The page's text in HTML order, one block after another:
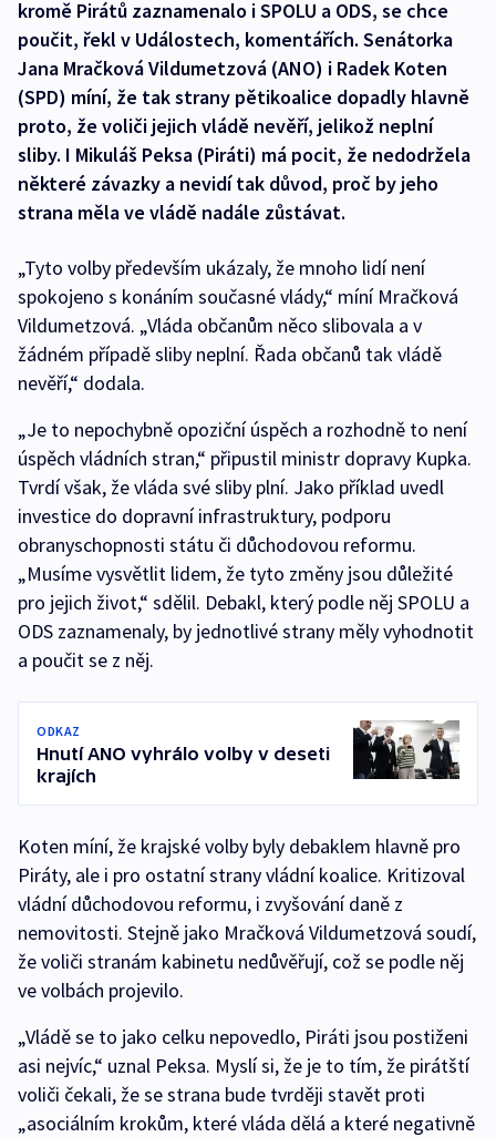
kromě Pirátů zaznamenalo i SPOLU a ODS, se chce
poučit, řekl v Událostech, komentářích. Senátorka
Jana Mračková Vildumetzová (ANO) i Radek Koten
(SPD) míní, že tak strany pětikoalice dopadly hlavně
proto, že voliči jejich vládě nevěří, jelikož neplní
sliby. I Mikuláš Peksa (Piráti) má pocit, že nedodržela
některé závazky a nevidí tak důvod, proč by jeho
strana měla ve vládě nadále zůstávat.
„Tyto volby především ukázaly, že mnoho lidí není
spokojeno s konáním současné vlády,“ míní Mračková
Vildumetzová. „Vláda občanům něco slibovala a v
žádném případě sliby neplní. Řada občanů tak vládě
nevěří,“ dodala.
„Je to nepochybně opoziční úspěch a rozhodně to není
úspěch vládních stran,“ připustil ministr dopravy Kupka.
Tvrdí však, že vláda své sliby plní. Jako příklad uvedl
investice do dopravní infrastruktury, podporu
obranyschopnosti státu či důchodovou reformu.
„Musíme vysvětlit lidem, že tyto změny jsou důležité
pro jejich život,“ sdělil. Debakl, který podle něj SPOLU a
ODS zaznamenaly, by jednotlivé strany měly vyhodnotit
a poučit se z něj.
ODKAZ
Hnutí ANO vyhrálo volby v deseti
krajích
Koten míní, že krajské volby byly debaklem hlavně pro
Piráty, ale i pro ostatní strany vládní koalice. Kritizoval
vládní důchodovou reformu, i zvyšování daně z
nemovitosti. Stejně jako Mračková Vildumetzová soudí,
že voliči stranám kabinetu nedůvěřují, což se podle něj
ve volbách projevilo.
„Vládě se to jako celku nepovedlo, Piráti jsou postiženi
asi nejvíc,“ uznal Peksa. Myslí si, že je to tím, že pirátští
voliči čekali, že se strana bude tvrději stavět proti
„asociálním krokům, které vláda dělá a které negativně